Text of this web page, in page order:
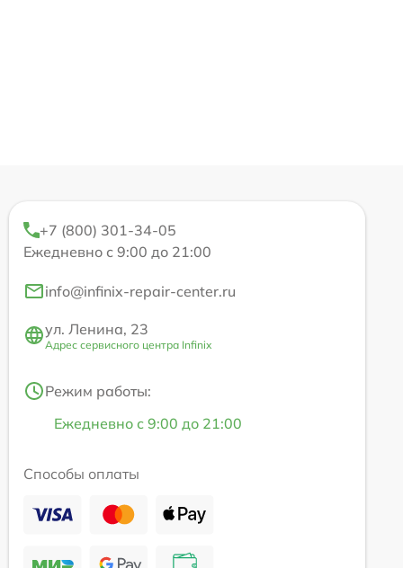
+7 (800) 301-34-05
Ежедневно с 9:00 до 21:00
info@infinix-repair-center.ru
ул. Ленина, 23
Адрес сервисного центра Infinix
Режим работы:
Ежедневно с 9:00 до 21:00
Способы оплаты